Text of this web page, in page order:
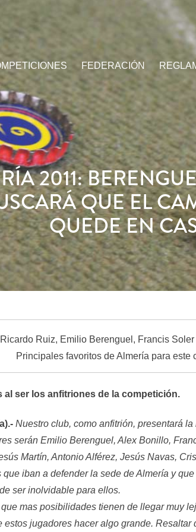
FEDERACIÓN
2011:
QUE EL
QUEDE EN
Ricardo Ruiz, Emilio Berenguel, Francis
Principales favoritos de Almería para este
al ser los anfitriones de la competición.
Nuestro club, como anfitrión, presentará
serán Emilio Berenguel, Alex Bonillo,
Martín, Antonio Alférez, Jesús Navas,
iban a defender la sede de Almería y
ser inolvidable para ellos.
mas posibilidades tienen de llegar muy
jugadores hacer algo grande.